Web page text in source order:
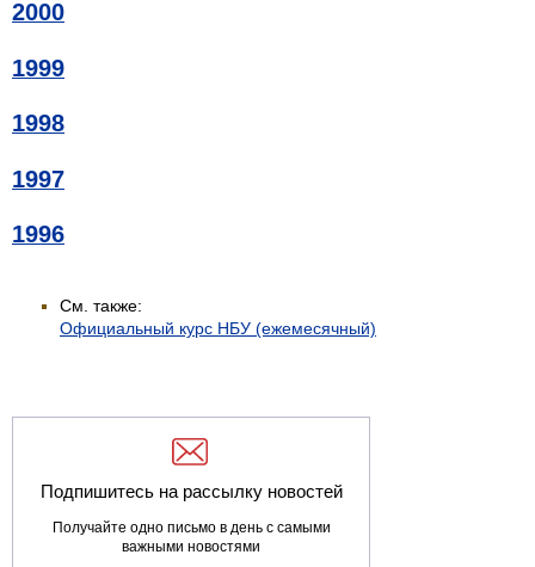
2000
1999
1998
1997
1996
См. также:
Официальный курс НБУ (ежемесячный)
Подпишитесь на рассылку новостей
Получайте одно письмо в день с самыми
важными новостями